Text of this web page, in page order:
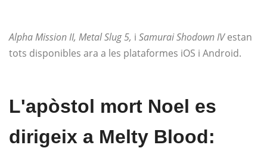
Alpha Mission II, Metal Slug 5, i Samurai Shodown IVestan
tots disponibles ara a les plataformes iOS i Android.
L'apòstol mort Noel es
dirigeix ​​a Melty Blood: